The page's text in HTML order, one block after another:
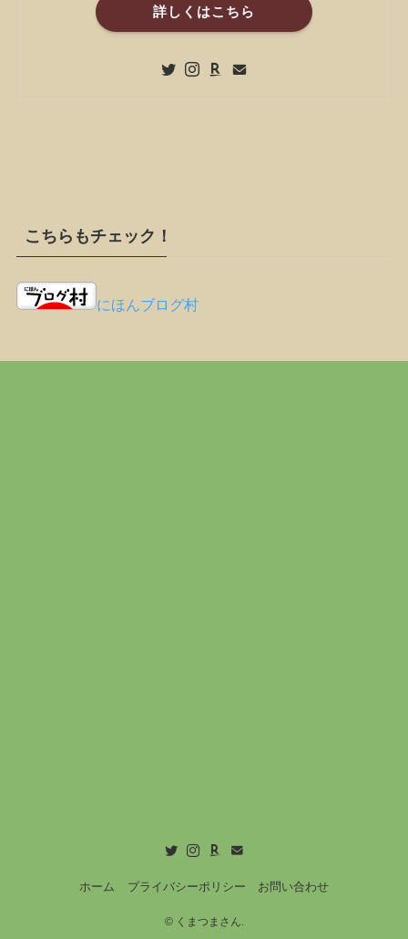
詳しくはこちら
こちらもチェック！
にほんブログ村
ホーム プライバシーポリシー お問い合わせ
©くまつまさん.